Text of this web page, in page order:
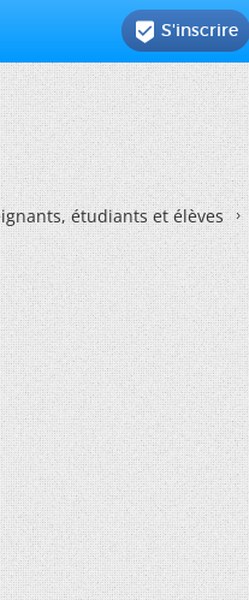
 S'inscrire
étudiants et élèves